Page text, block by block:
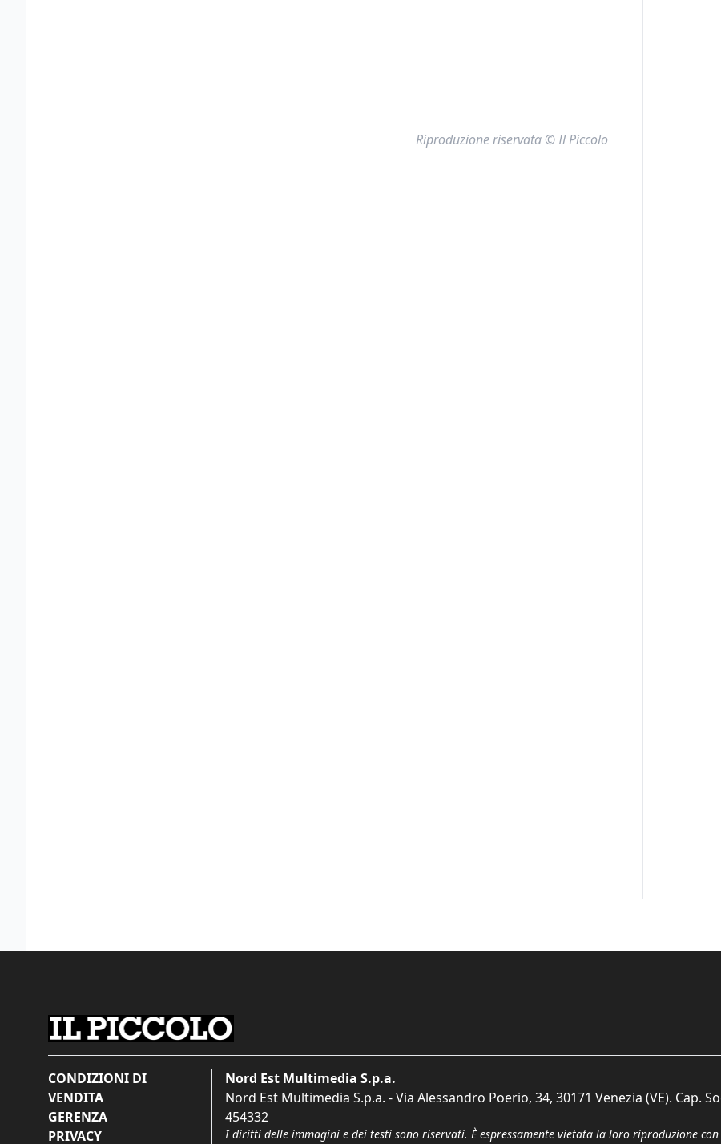
Riproduzione riservata © Il Piccolo
CONDIZIONI DI
VENDITA
GERENZA
PRIVACY
Nord Est Multimedia S.p.a.
Nord Est Multimedia S.p.a. - Via Alessandro Poerio, 34, 30171 Venezia (VE). Cap.
454332
I diritti delle immagini e dei testi sono riservati. È espressamente vietata la loro riproduzione